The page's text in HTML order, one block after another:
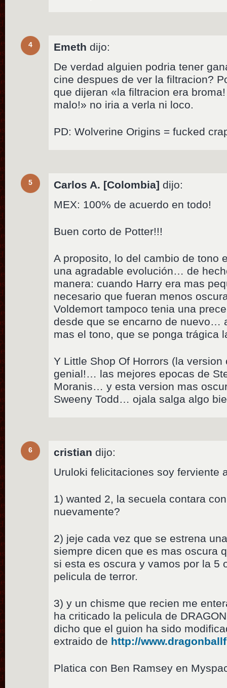
4 Emeth dijo:
De verdad alguien podria tener
cine despues de ver la filtracion?
que dijeran «la filtracion era
malo!» no iria a verla ni loco.
PD: Wolverine Origins = fucked
5 Carlos A. [Colombia] dijo:
MEX: 100% de acuerdo en todo!
Buen corto de Potter!!!
A proposito, lo del cambio de tono
una agradable evolución… de
manera: cuando Harry era mas
necesario que fueran menos
Voldemort tampoco tenia una
desde que se encarno de nuevo…
mas el tono, que se ponga trágica
Y Little Shop Of Horrors (la
genial!… las mejores epocas de
Moranis… y esta version mas
Sweeny Todd… ojala salga algo
6 cristian dijo:
Uruloki felicitaciones soy ferviente
1) wanted 2, la secuela contara
nuevamente?
2) jeje cada vez que se estrena
siempre dicen que es mas oscura
si esta es oscura y vamos por la 5
pelicula de terror.
3) y un chisme que recien me
ha criticado la pelicula de
dicho que el guion ha sido
extraido de http://
Platica con Ben Ramsey en